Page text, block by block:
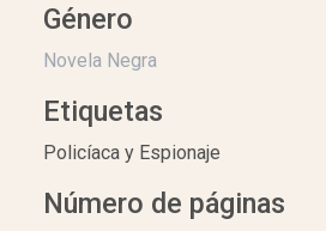
Género
Novela Negra
Etiquetas
Policíaca y Espionaje
Número de páginas